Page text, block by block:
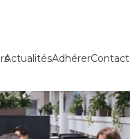
ActualitésAdhérerContact